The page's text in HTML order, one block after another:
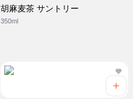
胡麻麦茶 サントリー
350ml